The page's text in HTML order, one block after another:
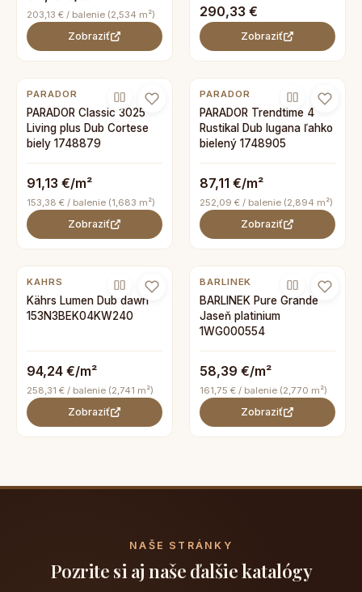
203,13 € / balenie (2,534 m²)
Zobraziť
290,33 €
Zobraziť
PARADOR
PARADOR Classic 3025
Living plus Dub Cortese
biely 1748879
91,13 €/m²
153,38 € / balenie (1,683 m²)
Zobraziť
PARADOR
PARADOR Trendtime 4
Rustikal Dub lugana ľahko
bielený 1748905
87,11 €/m²
252,09 € / balenie (2,894 m²)
Zobraziť
KAHRS
Kährs Lumen Dub dawn
153N3BEK04KW240
94,24 €/m²
258,31 € / balenie (2,741 m²)
Zobraziť
BARLINEK
BARLINEK Pure Grande
Jaseň platinium
1WG000554
58,39 €/m²
161,75 € / balenie (2,770 m²)
Zobraziť
NAŠE STRÁNKY
Pozrite si aj naše ďalšie katalógy